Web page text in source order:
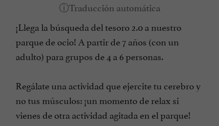
¡Llega la búsqueda del tesoro 2.0 a nuestro
parque de ocio! A partir de 7 años (con un
adulto) para grupos de 4 a 6 personas.
Regálate una actividad que ejercite tu cerebro y
no tus músculos: ¡un momento de relax si
vienes de otra actividad agitada en el parque!